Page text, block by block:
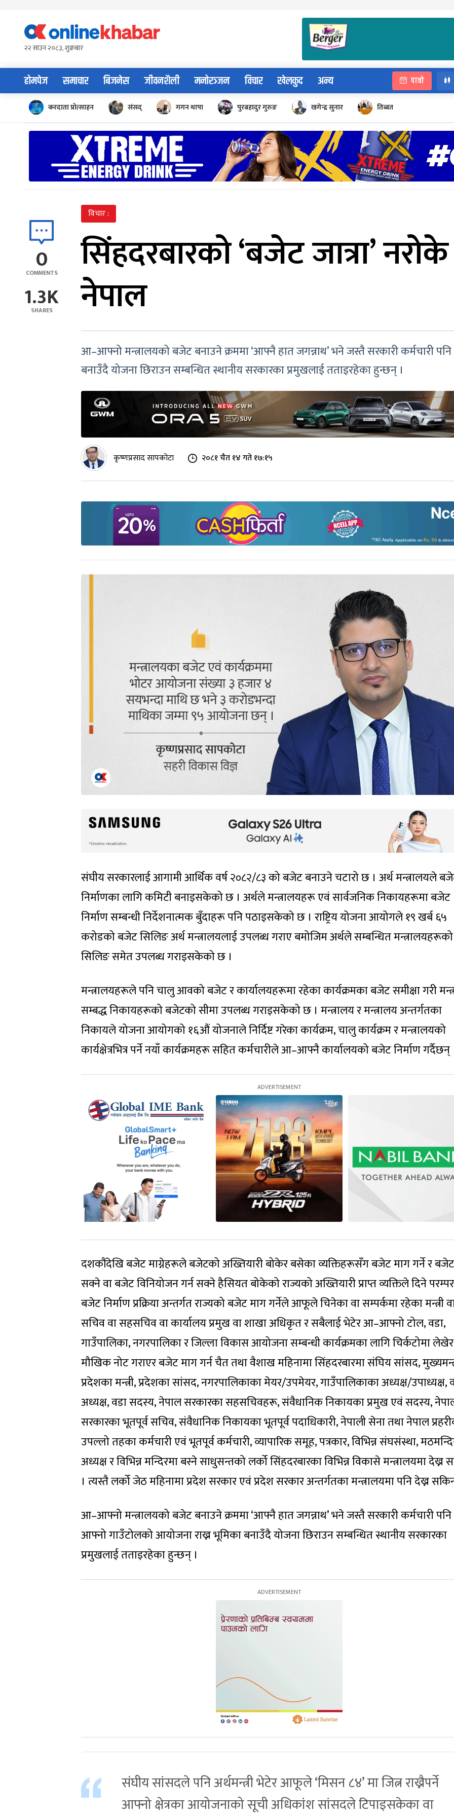
content२२ साउन २०८३, शुक्रबार
होमपेज समाचार बिजनेस जीवनशैली मनोरञ्जन विचार खेलकुद अन्य पात्रो
करदाता प्रोत्साहन संसद् गगन थापा पुरबहादुर गुरुङ खगेन्द्र सुनार तिब्बत
0
COMMENTS
1.3K
SHARES
विचार :
सिंहदरबारको ‘बजेट जात्रा’
नेपाल
आ–आफ्नो मन्त्रालयको बजेट बनाउने क्रममा ‘आफ्नै हात जगन्नाथ’ भने जस्तै सरकारी कर्मचारी
बनाउँदै योजना छिराउन सम्बन्धित स्थानीय सरकारका प्रमुखलाई तताइरहेका हुन्छन् ।
कृष्णप्रसाद सापकोटा २०८१ चैत १४ गते १७:१५
संघीय सरकारलाई आगामी आर्थिक वर्ष २०८२/८३ को बजेट बनाउने चटारो छ । अर्थ मन्त्रालयले
निर्माणका लागि कमिटी बनाइसकेको छ । अर्थले मन्त्रालयहरू एवं सार्वजनिक निकायहरूमा बजेट
निर्माण सम्बन्धी निर्देशनात्मक बुँदाहरू पनि पठाइसकेको छ । राष्ट्रिय योजना आयोगले १९ खर्ब ६५
करोडको बजेट सिलिङ अर्थ मन्त्रालयलाई उपलब्ध गराए बमोजिम अर्थले सम्बन्धित
सिलिङ समेत उपलब्ध गराइसकेको छ ।
मन्त्रालयहरूले पनि चालु आवको बजेट र कार्यालयहरूमा रहेका कार्यक्रमका बजेट समीक्षा गरी
सम्बद्ध निकायहरूको बजेटको सीमा उपलब्ध गराइसकेको छ । मन्त्रालय र मन्त्रालय अन्तर्गतका
निकायले योजना आयोगको १६औं योजनाले निर्दिष्ट गरेका कार्यक्रम, चालु कार्यक्रम र मन्त्रालयको
कार्यक्षेत्रभित्र पर्ने नयाँ कार्यक्रमहरू सहित कर्मचारीले आ–आफ्नै कार्यालयको बजेट निर्माण गर्दैछन्
दशकौंदेखि बजेट माग्नेहरूले बजेटको अख्तियारी बोकेर बसेका व्यक्तिहरूसँग बजेट माग गर्ने र
सक्ने वा बजेट विनियोजन गर्न सक्ने हैसियत बोकेको राज्यको अख्तियारी प्राप्त व्यक्तिले दिने
बजेट निर्माण प्रक्रिया अन्तर्गत राज्यको बजेट माग गर्नेले आफूले चिनेका वा सम्पर्कमा रहेका मन्त्री
सचिव वा सहसचिव वा कार्यालय प्रमुख वा शाखा अधिकृत र सबैलाई भेटेर आ–आफ्नो टोल, वडा,
गाउँपालिका, नगरपालिका र जिल्ला विकास आयोजना सम्बन्धी कार्यक्रमका लागि चिर्कटोमा
मौखिक नोट गराएर बजेट माग गर्न चैत तथा वैशाख महिनामा सिंहदरबारमा संघिय सांसद,
प्रदेशका मन्त्री, प्रदेशका सांसद, नगरपालिकाका मेयर/उपमेयर, गाउँपालिकाका अध्यक्ष/उपाध्यक्ष,
अध्यक्ष, वडा सदस्य, नेपाल सरकारका सहसचिवहरू, संवैधानिक निकायका प्रमुख एवं सदस्य,
सरकारका भूतपूर्व सचिव, संवैधानिक निकायका भूतपूर्व पदाधिकारी, नेपाली सेना तथा नेपाल
उपल्लो तहका कर्मचारी एवं भूतपूर्व कर्मचारी, व्यापारिक समूह, पत्रकार, विभिन्न संघसंस्था,
अध्यक्ष र विभिन्न मन्दिरमा बस्ने साधुसन्तको लर्को सिंहदरबारका विभिन्न विकासे मन्त्रालयमा देख्न
। त्यस्तै लर्को जेठ महिनामा प्रदेश सरकार एवं प्रदेश सरकार अन्तर्गतका मन्त्रालयमा पनि देख्न
आ–आफ्नो मन्त्रालयको बजेट बनाउने क्रममा ‘आफ्नै हात जगन्नाथ’ भने जस्तै सरकारी कर्मचारी
आफ्नो गाउँटोलको आयोजना राख्न भूमिका बनाउँदै योजना छिराउन सम्बन्धित स्थानीय सरकारका
प्रमुखलाई तताइरहेका हुन्छन् ।
संघीय सांसदले पनि अर्थमन्त्री भेटेर आफूले ‘मिसन ८४’ मा जित्न राख्नैपर्ने
आफ्नो क्षेत्रका आयोजनाको सूची अधिकांश सांसदले टिपाइसकेका वा